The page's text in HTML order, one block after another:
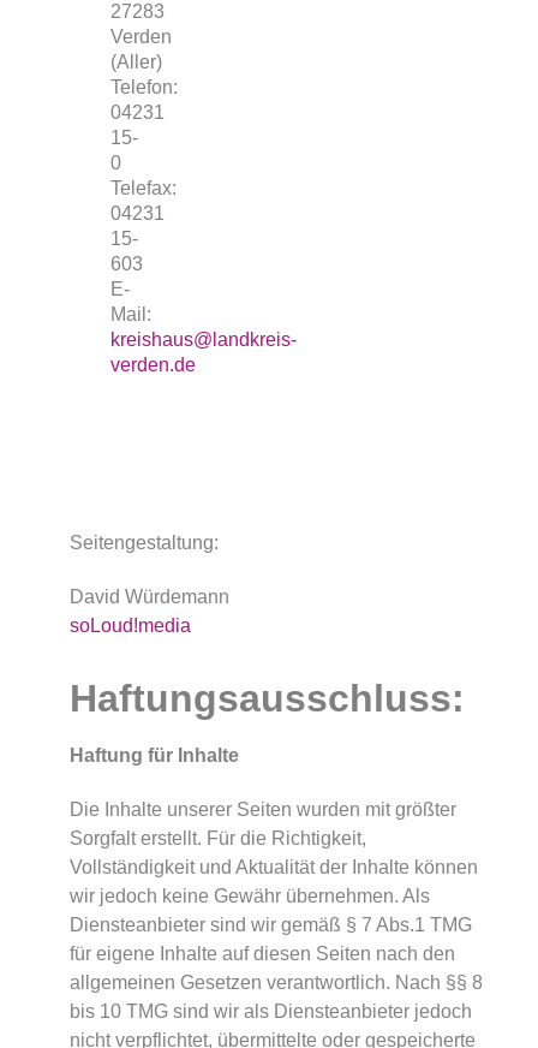
27283
Verden
(Aller)
Telefon:
04231
15-
0
Telefax:
04231
15-
603
E-
Mail:
kreishaus@landkreis-
verden.de
Seitengestaltung:
David Würdemann
soLoud!media
Haftungsausschluss:
Haftung für Inhalte
Die Inhalte unserer Seiten wurden mit größter
Sorgfalt erstellt. Für die Richtigkeit,
Vollständigkeit und Aktualität der Inhalte können
wir jedoch keine Gewähr übernehmen. Als
Diensteanbieter sind wir gemäß § 7 Abs.1 TMG
für eigene Inhalte auf diesen Seiten nach den
allgemeinen Gesetzen verantwortlich. Nach §§ 8
bis 10 TMG sind wir als Diensteanbieter jedoch
nicht verpflichtet, übermittelte oder gespeicherte